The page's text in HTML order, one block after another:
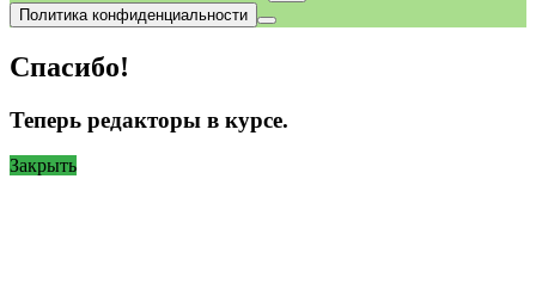
Политика конфиденциальности
Спасибо!
Теперь редакторы в курсе.
Закрыть